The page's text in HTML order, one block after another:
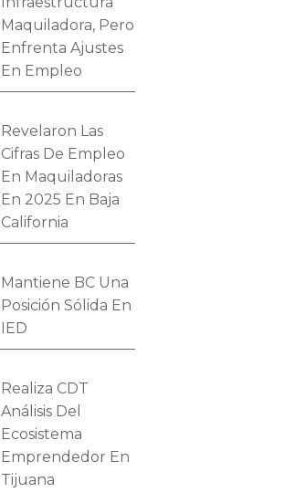
Maquiladora, Pero
Enfrenta Ajustes
En Empleo
Revelaron Las
Cifras De Empleo
En Maquiladoras
En 2025 En Baja
California
Mantiene BC Una
Posición Sólida En
IED
Realiza CDT
Análisis Del
Ecosistema
Emprendedor En
Tijuana